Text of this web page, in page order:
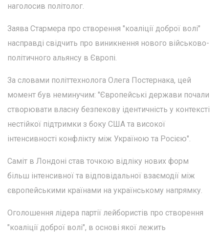
наголосив політолог.
Заява Стармера про створення "коаліції доброї волі"
насправді свідчить про виникнення нового військово-
політичного альянсу в Європі.
За словами політтехнолога Олега Постернака, цей
момент був неминучим: "Європейські держави почали
створювати власну безпекову ідентичність у контексті
нестійкої підтримки з боку США та високої
інтенсивності конфлікту між Україною та Росією".
Саміт в Лондоні став точкою відліку нових форм
більш інтенсивної та відповідальної взаємодії між
європейськими країнами на українському напрямку.
Оголошення лідера партії лейбористів про створення
"коаліції доброї волі", в основі якої лежить